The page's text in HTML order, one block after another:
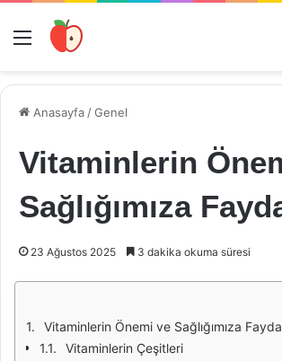
Menü
Anasayfa /Genel
Vitaminlerin
Sağlığımıza
23 Ağustos 2025 3 dakika okuma süresi
Vitaminlerin Önemi ve Sağlığımıza
Vitaminlerin Çeşitleri